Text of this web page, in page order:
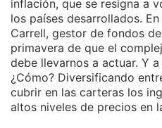
inflación, que se resigna a
los países desarrollados.
Carrell, gestor de fondos
primavera de que el
debe llevarnos a actuar. Y
¿Cómo? Diversificando
cubrir en las carteras los
altos niveles de precios en